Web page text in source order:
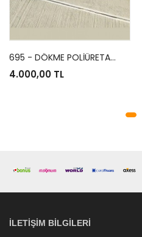
695 - DÖKME POLİÜRETAN MASTİK
4.000,00 TL
İLETIŞIM BILGILERI